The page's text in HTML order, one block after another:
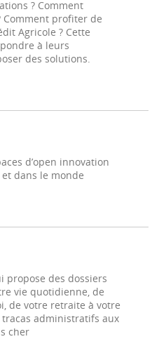
? Comment
profiter de
Agricole ? Cette
à leurs
des solutions.
d’open innovation
dans le monde
propose des dossiers
vie quotidienne, de
de votre retraite à votre
tracas administratifs aux
cher